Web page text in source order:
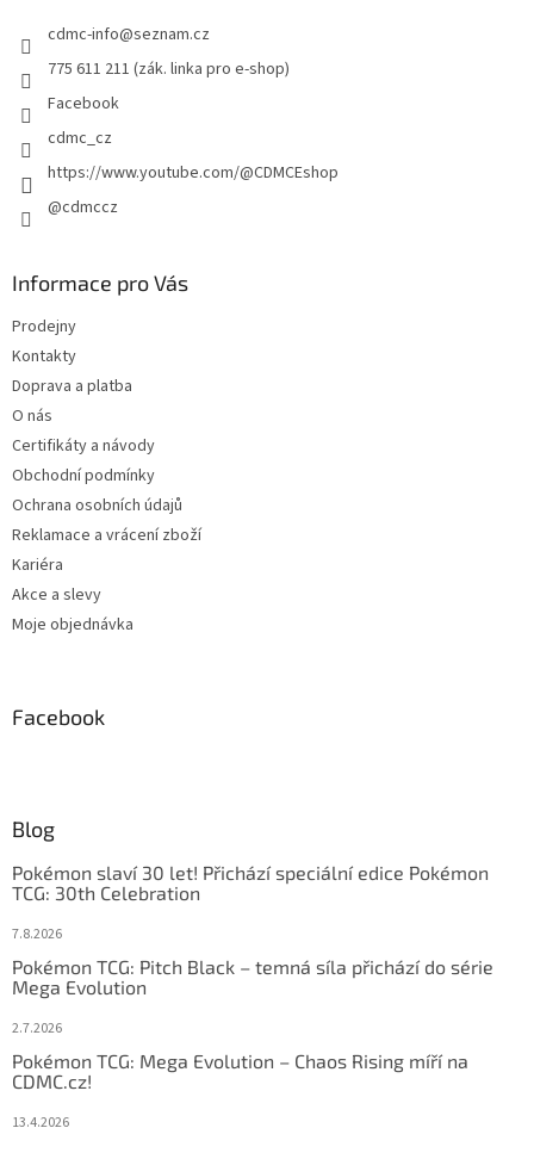
cdmc-info@seznam.cz
775 611 211 (zák. linka pro e-shop)
Facebook
cdmc_cz
https://www.youtube.com/@CDMCEshop
@cdmccz
Informace pro Vás
Prodejny
Kontakty
Doprava a platba
O nás
Certifikáty a návody
Obchodní podmínky
Ochrana osobních údajů
Reklamace a vrácení zboží
Kariéra
Akce a slevy
Moje objednávka
Facebook
Blog
Pokémon slaví 30 let! Přichází speciální edice Pokémon
TCG: 30th Celebration
7.8.2026
Pokémon TCG: Pitch Black – temná síla přichází do série
Mega Evolution
2.7.2026
Pokémon TCG: Mega Evolution – Chaos Rising míří na
CDMC.cz!
13.4.2026